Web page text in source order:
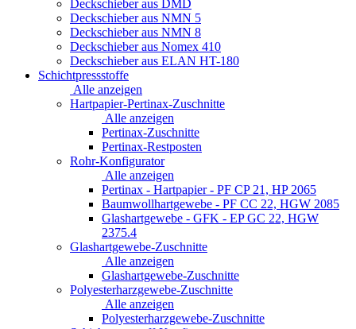
Deckschieber aus DMD
Deckschieber aus NMN 5
Deckschieber aus NMN 8
Deckschieber aus Nomex 410
Deckschieber aus ELAN HT-180
Schichtpressstoffe
Alle anzeigen
Hartpapier-Pertinax-Zuschnitte
Alle anzeigen
Pertinax-Zuschnitte
Pertinax-Restposten
Rohr-Konfigurator
Alle anzeigen
Pertinax - Hartpapier - PF CP 21, HP 2065
Baumwollhartgewebe - PF CC 22, HGW 2085
Glashartgewebe - GFK - EP GC 22, HGW
2375.4
Glashartgewebe-Zuschnitte
Alle anzeigen
Glashartgewebe-Zuschnitte
Polyesterharzgewebe-Zuschnitte
Alle anzeigen
Polyesterharzgewebe-Zuschnitte